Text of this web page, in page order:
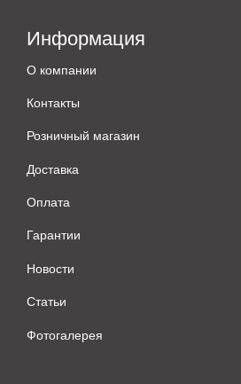
Информация
О компании
Контакты
Розничный магазин
Доставка
Оплата
Гарантии
Новости
Статьи
Фотогалерея